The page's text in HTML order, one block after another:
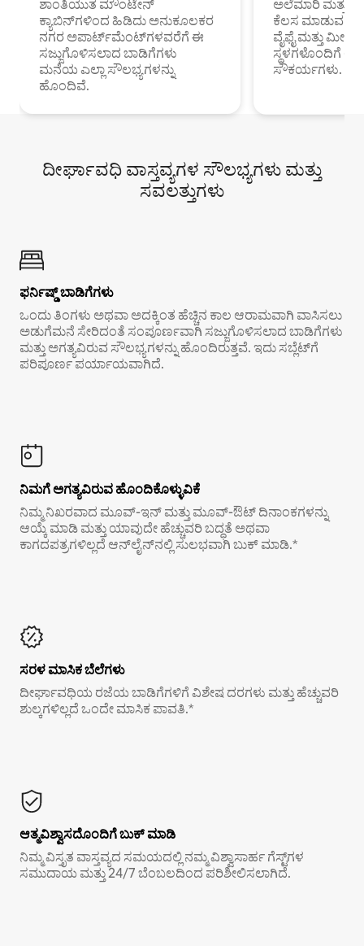
ಶಾಂತಿಯುತ ಮೌಂಟೇನ್
ಕ್ಯಾಬಿನ್‌ಗಳಿಂದ ಹಿಡಿದು ಅನುಕೂಲಕರ
ನಗರ ಅಪಾರ್ಟ್‌ಮೆಂಟ್‌ಗಳವರೆಗೆ ಈ
ಸಜ್ಜುಗೊಳಿಸಲಾದ ಬಾಡಿಗೆಗಳು
ಮನೆಯ ಎಲ್ಲಾ ಸೌಲಭ್ಯಗಳನ್ನು
ಹೊಂದಿವೆ.
ಅಲೆಮಾರಿ ಮತ್ತು
ಕೆಲಸ ಮಾಡುವ
ವೈಫೈ ಮತ್ತು
ಸ್ಥಳಗಳೊಂದಿಗೆ
ಸೌಕರ್ಯಗಳು.
ದೀರ್ಘಾವಧಿ ವಾಸ್ತವ್ಯಗಳ ಸೌಲಭ್ಯಗಳು ಮತ್ತು
ಸವಲತ್ತುಗಳು
ಫರ್ನಿಷ್ಡ್ ಬಾಡಿಗೆಗಳು
ಒಂದು ತಿಂಗಳು ಅಥವಾ ಅದಕ್ಕಿಂತ ಹೆಚ್ಚಿನ ಕಾಲ ಆರಾಮವಾಗಿ ವಾಸಿಸಲು
ಅಡುಗೆಮನೆ ಸೇರಿದಂತೆ ಸಂಪೂರ್ಣವಾಗಿ ಸಜ್ಜುಗೊಳಿಸಲಾದ ಬಾಡಿಗೆಗಳು
ಮತ್ತು ಅಗತ್ಯವಿರುವ ಸೌಲಭ್ಯಗಳನ್ನು ಹೊಂದಿರುತ್ತವೆ. ಇದು ಸಬ್ಲೆಟ್‌ಗೆ
ಪರಿಪೂರ್ಣ ಪರ್ಯಾಯವಾಗಿದೆ.
ನಿಮಗೆ ಅಗತ್ಯವಿರುವ ಹೊಂದಿಕೊಳ್ಳುವಿಕೆ
ನಿಮ್ಮ ನಿಖರವಾದ ಮೂವ್-ಇನ್ ಮತ್ತು ಮೂವ್-ಔಟ್ ದಿನಾಂಕಗಳನ್ನು
ಆಯ್ಕೆ ಮಾಡಿ ಮತ್ತು ಯಾವುದೇ ಹೆಚ್ಚುವರಿ ಬದ್ಧತೆ ಅಥವಾ
ಕಾಗದಪತ್ರಗಳಿಲ್ಲದೆ ಆನ್‌ಲೈನ್‌ನಲ್ಲಿ ಸುಲಭವಾಗಿ ಬುಕ್ ಮಾಡಿ.*
ಸರಳ ಮಾಸಿಕ ಬೆಲೆಗಳು
ದೀರ್ಘಾವಧಿಯ ರಜೆಯ ಬಾಡಿಗೆಗಳಿಗೆ ವಿಶೇಷ ದರಗಳು ಮತ್ತು ಹೆಚ್ಚುವರಿ
ಶುಲ್ಕಗಳಿಲ್ಲದೆ ಒಂದೇ ಮಾಸಿಕ ಪಾವತಿ.*
ಆತ್ಮವಿಶ್ವಾಸದೊಂದಿಗೆ ಬುಕ್ ಮಾಡಿ
ನಿಮ್ಮ ವಿಸ್ತೃತ ವಾಸ್ತವ್ಯದ ಸಮಯದಲ್ಲಿ ನಮ್ಮ ವಿಶ್ವಾಸಾರ್ಹ ಗೆಸ್ಟ್‌ಗಳ
ಸಮುದಾಯ ಮತ್ತು 24/7 ಬೆಂಬಲದಿಂದ ಪರಿಶೀಲಿಸಲಾಗಿದೆ.